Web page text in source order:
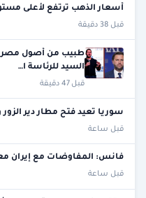
أسعار الذهب ترتفع لأعلى مستوى له
قبل 38 دقيقة
طبيب من أصول
السيد للرئاسة ا…
قبل 47 دقيقة
سوريا تعيد فتح مطار دير الزور
قبل ساعة
فانس: المفاوضات مع إيران
قبل ساعة